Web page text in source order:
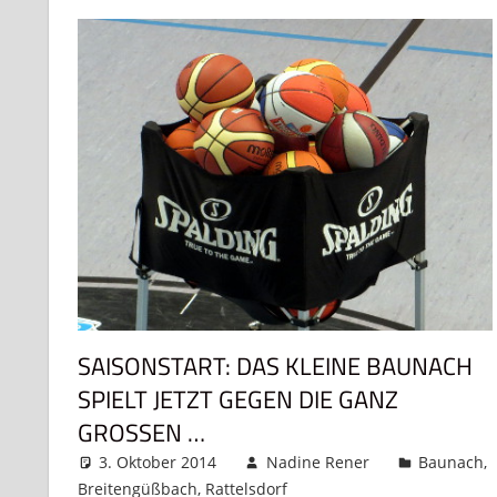
SAISONSTART: DAS KLEINE BAUNACH
SPIELT JETZT GEGEN DIE GANZ
GROSSEN …
3. Oktober 2014 Nadine Rener Baunach,
Breitengüßbach, Rattelsdorf